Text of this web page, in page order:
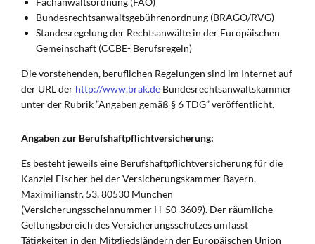
Bundesrechtsanwaltsgebührenordnung (BRAGO/RVG)
Standesregelung der Rechtsanwälte in der Europäischen
Gemeinschaft (CCBE- Berufsregeln)
Die vorstehenden, beruflichen Regelungen sind im Internet auf
der URL der http://www.brak.de Bundesrechtsanwaltskammer
unter der Rubrik ”Angaben gemäß § 6 TDG” veröffentlicht.
Angaben zur Berufshaftpflichtversicherung:
Es besteht jeweils eine Berufshaftpflichtversicherung für die
Kanzlei Fischer bei der Versicherungskammer Bayern,
Maximilianstr. 53, 80530 München
(Versicherungsscheinnummer H-50-3609). Der räumliche
Geltungsbereich des Versicherungsschutzes umfasst
Tätigkeiten in den Mitgliedsländern der Europäischen Union